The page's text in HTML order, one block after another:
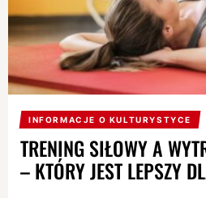
INFORMACJE O KULTURYSTYCE
TRENING SIŁOWY A
– KTÓRY JEST LEPSZY